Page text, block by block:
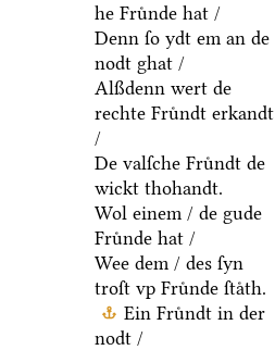
he Fruͤnde hat /
Denn ſo ydt em an de
nodt ghat /
Alßdenn wert de
rechte Fruͤndt erkandt
/
De valſche Fruͤndt de
wickt thohandt.
Wol einem / de gude
Fruͤnde hat /
Wee dem / des ſyn
troſt vp Fruͤnde ſtaͤth.
Ein Fruͤndt in der
nodt /